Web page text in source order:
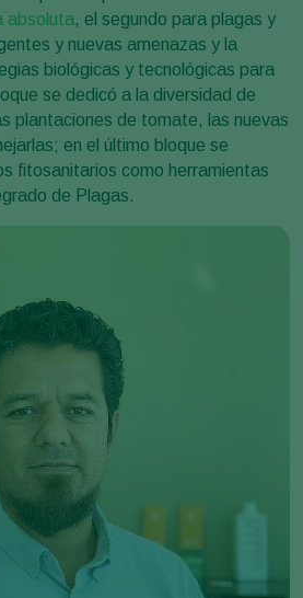
absoluta, el segundo para plagas y
y nuevas amenazas y la
biológicas y tecnológicas para
se dedicó a la diversidad de
plantaciones de tomate, las nuevas
en el último bloque se
fitosanitarios como herramientas
de Plagas.